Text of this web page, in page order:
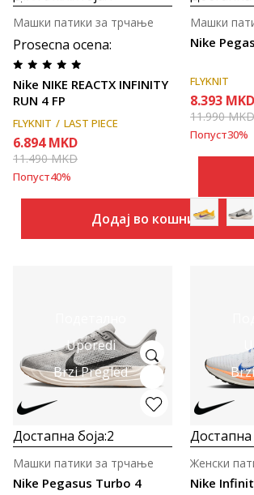
Prosecna ocena:
Nike NIKE REACTX INFINITY
RUN 4 FP
Машки патики за трчање
FLYKNIT LAST PIECE
6.894 MKD
11.490MKD
Попуст40%
Додај во кошничка
Nike
Машки
FLYKNIT
8.393 MKD
11.990MKD
Попуст30%
Uporedi
Brzi Pregled
Достапна боја:2
Nike Pegasus Turbo 4
Машки патики за трчање
Достапна
Nike
Женски